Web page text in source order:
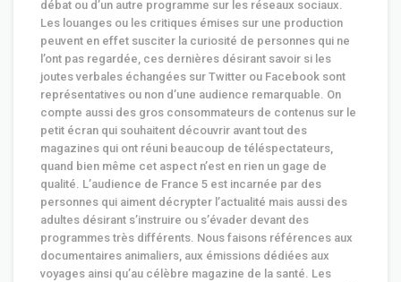
débat ou d’un autre programme sur les réseaux sociaux.
Les louanges ou les critiques émises sur une production
peuvent en effet susciter la curiosité de personnes qui ne
l’ont pas regardée, ces dernières désirant savoir si les
joutes verbales échangées sur Twitter ou Facebook sont
représentatives ou non d’une audience remarquable. On
compte aussi des gros consommateurs de contenus sur le
petit écran qui souhaitent découvrir avant tout des
magazines qui ont réuni beaucoup de téléspectateurs,
quand bien même cet aspect n’est en rien un gage de
qualité. L’audience de France 5 est incarnée par des
personnes qui aiment décrypter l’actualité mais aussi des
adultes désirant s’instruire ou s’évader devant des
programmes très différents. Nous faisons références aux
documentaires animaliers, aux émissions dédiées aux
voyages ainsi qu’au célèbre magazine de la santé. Les